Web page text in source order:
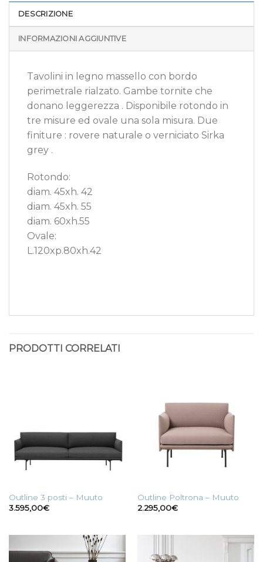
DESCRIZIONE
INFORMAZIONI AGGIUNTIVE
Tavolini in legno massello con bordo
perimetrale rialzato. Gambe tornite che
donano leggerezza . Disponibile rotondo in
tre misure ed ovale una sola misura. Due
finiture : rovere naturale o verniciato Sirka
grey .
Rotondo:
diam. 45xh. 42
diam. 45xh. 55
diam. 60xh.55
Ovale:
L.120xp.80xh.42
PRODOTTI CORRELATI
Outline 3 posti – Muuto
3.595,00€
Outline Poltrona – Muuto
2.295,00€